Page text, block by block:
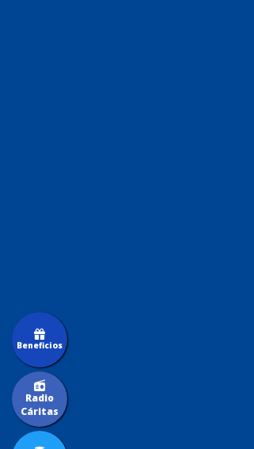
Radio
Cáritas
Beneficios